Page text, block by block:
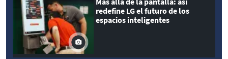
redefine LG el futuro de los
espacios inteligentes